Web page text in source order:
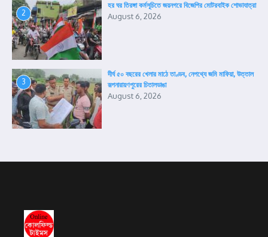
2
হর ঘর তিরঙ্গা কর্মসূচিতে জয়নগরে বিজেপির মোটরবাইক শোভাযাত্রা
August 6, 2026
3
দীর্ঘ ৫০ বছরের খেলার মাঠে তাণ্ডব, নেপথ্যে জমি মাফিয়া, উত্তাল
রূপনারায়ণপুরের চিতালডাঙা
August 6, 2026